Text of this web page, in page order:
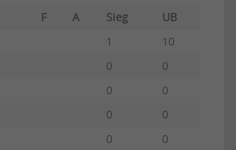
F A Sieg
UB
1
10
0
0
0
0
0
0
0
0